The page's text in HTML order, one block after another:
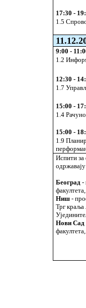
17:30 -
1.5
11.12
9:00 -
1.2
12:30 -
1.7
15:00 -
1.4
15:00 -
1.9
Испити
Београд -
Ниш -
Трг краља
Нови Сад